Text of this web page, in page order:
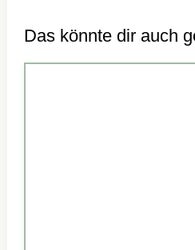
Das könnte dir auch